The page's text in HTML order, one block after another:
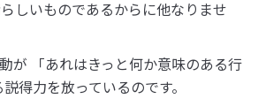
しいものであるからに他なりませ
が 「あれはきっと何か意味のある行
得力を放っているのです。